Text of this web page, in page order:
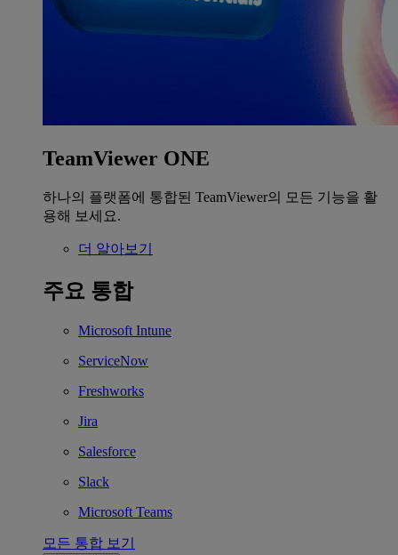
TeamViewer ONE
하나의 플랫폼에 통합된 TeamViewer의 모든 기능을 활
용해 보세요.
더 알아보기
주요 통합
Microsoft Intune
ServiceNow
Freshworks
Jira
Salesforce
Slack
Microsoft Teams
모든 통합 보기